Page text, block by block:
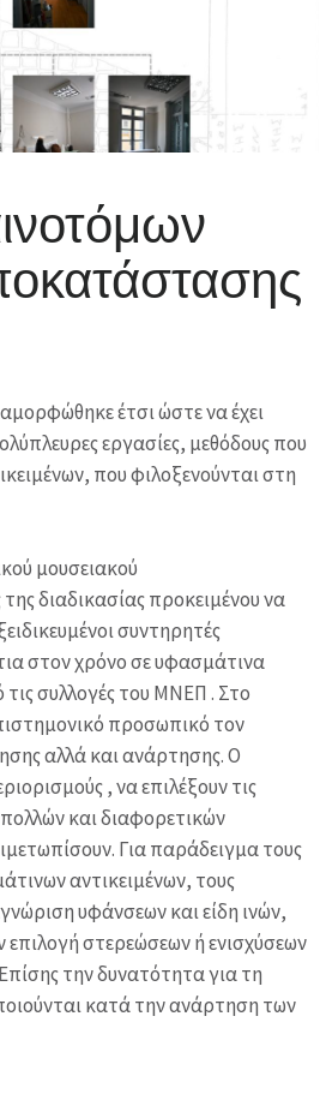
έτσι ώστε να έχει
εργασίες, μεθόδους που
που φιλοξενούνται στη
μουσειακού
διαδικασίας προκειμένου να
συντηρητές
στον χρόνο σε υφασμάτινα
τις συλλογές του ΜΝΕΠ . Στο
προσωπικό τον
αλλά και ανάρτησης. Ο
, να επιλέξουν τις
και διαφορετικών
Για παράδειγμα τους
αντικειμένων, τους
υφάνσεων και είδη ινών,
στερεώσεων ή ενισχύσεων
την δυνατότητα για τη
κατά την ανάρτηση των